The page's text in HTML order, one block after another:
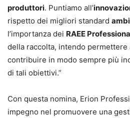
produttori. Puntiamo all’
rispetto dei migliori standard
l’importanza dei RAEE
della raccolta, intendo permettere
contribuire in modo sempre più
di tali obiettivi.”
Con questa nomina, Erion
impegno nel promuovere una